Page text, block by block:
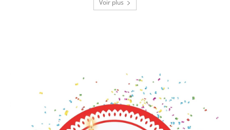
Voir plus